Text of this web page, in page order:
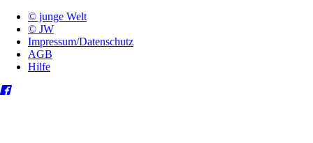
© junge Welt
© JW
Impressum/Datenschutz
AGB
Hilfe